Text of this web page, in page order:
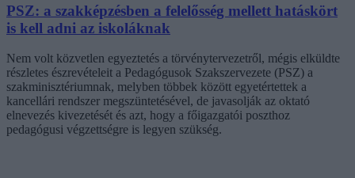
PSZ: a szakképzésben a felelősség mellett hatáskört
is kell adni az iskoláknak
Nem volt közvetlen egyeztetés a törvénytervezetről, mégis elküldte
részletes észrevételeit a Pedagógusok Szakszervezete (PSZ) a
szakminisztériumnak, melyben többek között egyetértettek a
kancellári rendszer megszüntetésével, de javasolják az oktató
elnevezés kivezetését és azt, hogy a főigazgatói poszthoz
pedagógusi végzettségre is legyen szükség.